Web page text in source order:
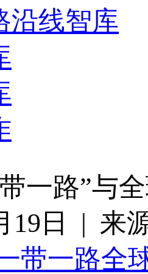
沿线智库
一路”与
19日 | 来
带一路全